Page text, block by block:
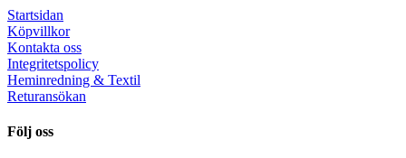
Startsidan
Köpvillkor
Kontakta oss
Integritetspolicy
Heminredning & Textil
Returansökan
Följ oss